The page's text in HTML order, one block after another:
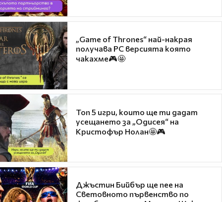
„Game of Thrones“ най-накрая
получава PC версията която
чакахме🎮🤩
Топ 5 игри, които ще ти дадат
усещането за „Одисея“ на
Кристофър Нолан🤩🎮
Джъстин Бийбър ще пее на
Световното първенство по